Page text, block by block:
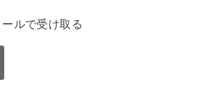
ルで受け取る